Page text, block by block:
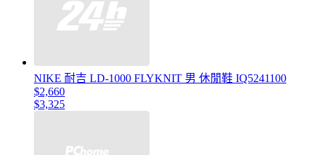
NIKE 耐吉 LD-1000 FLYKNIT 男 休閒鞋 IQ5241100
$2,660
$3,325